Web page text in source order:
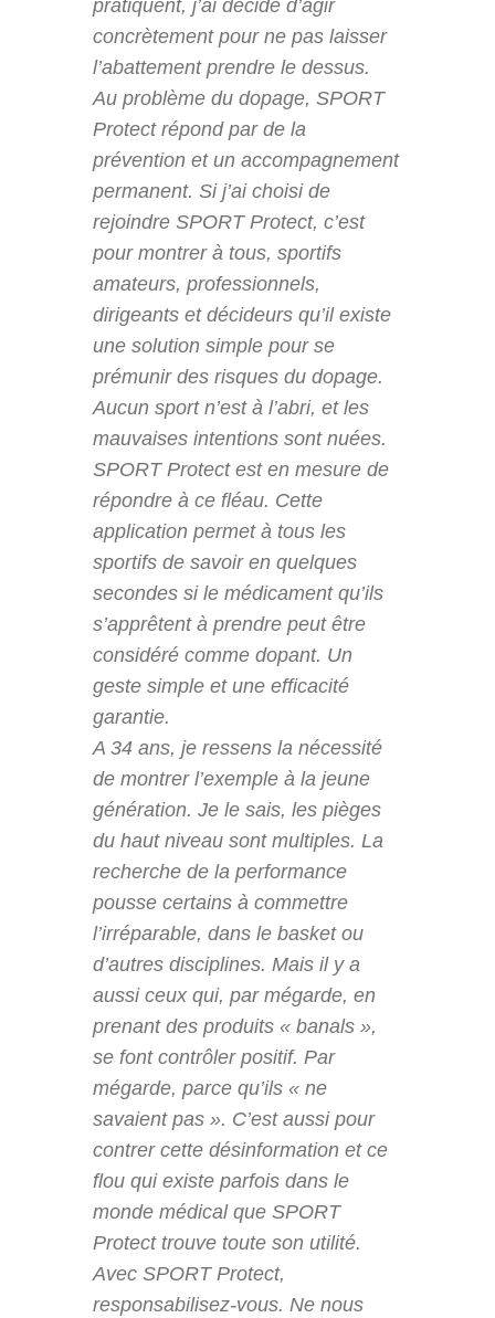
pratiquent, j’ai décidé d’agir
concrètement pour ne pas laisser
l’abattement prendre le dessus.
Au problème du dopage, SPORT
Protect répond par de la
prévention et un accompagnement
permanent. Si j’ai choisi de
rejoindre SPORT Protect, c’est
pour montrer à tous, sportifs
amateurs, professionnels,
dirigeants et décideurs qu’il existe
une solution simple pour se
prémunir des risques du dopage.
Aucun sport n’est à l’abri, et les
mauvaises intentions sont nuées.
SPORT Protect est en mesure de
répondre à ce fléau. Cette
application permet à tous les
sportifs de savoir en quelques
secondes si le médicament qu’ils
s’apprêtent à prendre peut être
considéré comme dopant. Un
geste simple et une efficacité
garantie.
A 34 ans, je ressens la nécessité
de montrer l’exemple à la jeune
génération. Je le sais, les pièges
du haut niveau sont multiples. La
recherche de la performance
pousse certains à commettre
l’irréparable, dans le basket ou
d’autres disciplines. Mais il y a
aussi ceux qui, par mégarde, en
prenant des produits « banals »,
se font contrôler positif. Par
mégarde, parce qu’ils « ne
savaient pas ». C’est aussi pour
contrer cette désinformation et ce
flou qui existe parfois dans le
monde médical que SPORT
Protect trouve toute son utilité.
Avec SPORT Protect,
responsabilisez-vous. Ne nous